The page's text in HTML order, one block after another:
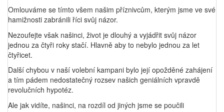
Omlouváme se tímto všem našim příznivcům, kterým jsme ve své
hamižnosti zabránili říci svůj názor.
Nezoufejte však našinci, život je dlouhý a vyjádřit svůj názor
jednou za čtyři roky stačí. Hlavně aby to nebylo jednou za let
čtyřicet.
Další chybou v naší volební kampani bylo její opožděné zahájení
a tím pádem nedostatečný rozsev našich geniálních vpravdě
revolučních hypotéz.
Ale jak vidíte, našinci, na rozdíl od jiných jsme se poučili